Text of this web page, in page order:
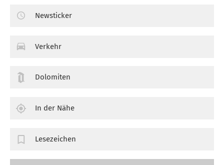
Newsticker
Verkehr
Dolomiten
In der Nähe
Lesezeichen